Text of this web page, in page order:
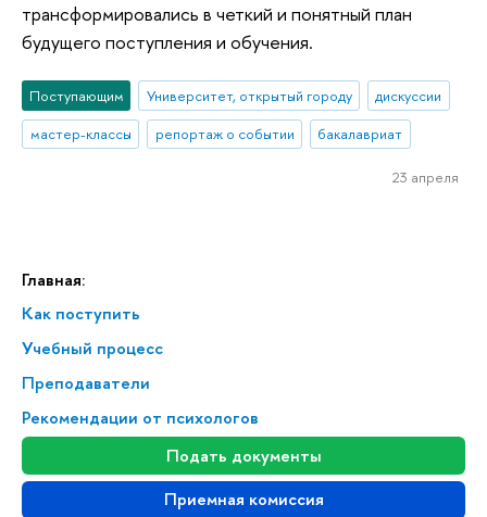
Главная:
Как поступить
Учебный процесс
Преподаватели
Рекомендации от психологов
Подать документы
Приемная комиссия
трансформировались в четкий и понятный план
будущего поступления и обучения.
Поступающим Университет, открытый городу
дискуссии
мастер-классы
репортаж о событии бакалавриат
23 апреля